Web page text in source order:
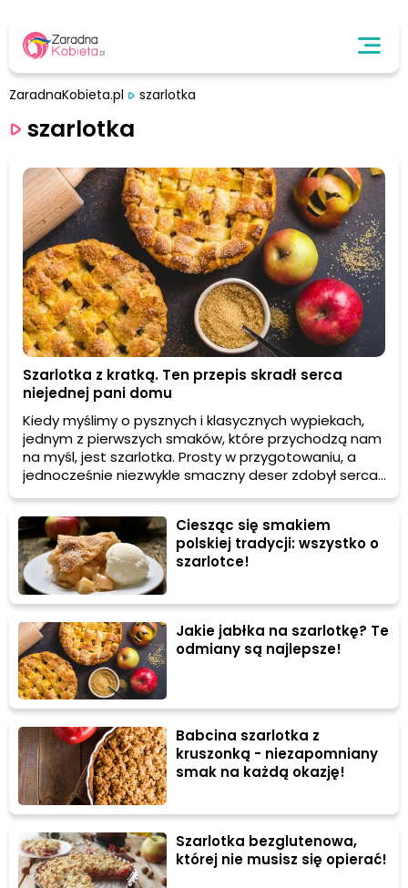
ZaradnaKobieta.pl szarlotka
szarlotka
Szarlotka z kratką. Ten przepis skradł serca
niejednej pani domu
Kiedy myślimy o pysznych i klasycznych wypiekach,
jednym z pierwszych smaków, które przychodzą nam
na myśl, jest szarlotka. Prosty w przygotowaniu, a
jednocześnie niezwykle smaczny deser zdobył serca
niejednej pani domu na całym świecie. Wśród
różnorodnych wersji tego przysmaku, szarlotka z
kratką wyróżnia się swoim wyjątkowym wyglądem i
niepowtarzalnym smakiem.
Ciesząc się smakiem
polskiej tradycji: wszystko o
szarlotce!
Jakie jabłka na szarlotkę? Te
odmiany są najlepsze!
Babcina szarlotka z
kruszonką - niezapomniany
smak na każdą okazję!
Szarlotka bezglutenowa,
której nie musisz się opierać!